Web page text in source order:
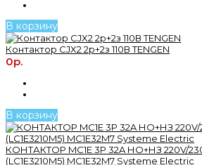
В корзину
Контактор CJX2 2р+2з 110В TENGEN
0р.
В корзину
КОНТАКТОР MC1E 3P 32A НО+НЗ 220V/
(LC1E3210M5) MC1E32M7 Systeme Electric